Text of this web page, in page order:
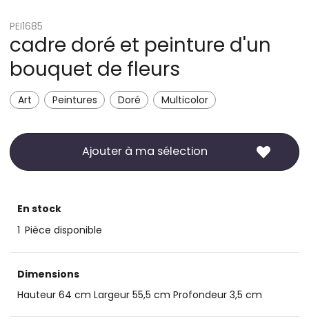
PEI1685
cadre doré et peinture d'un
bouquet de fleurs
Art Peintures Doré Multicolor
Ajouter à ma sélection
En stock
1 Pièce disponible
Dimensions
Hauteur 64 cm Largeur 55,5 cm Profondeur 3,5 cm